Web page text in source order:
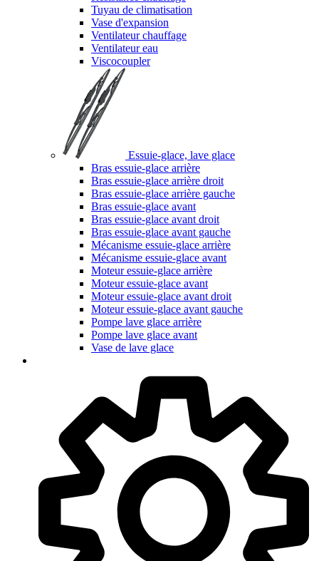
Tuyau de climatisation
Vase d'expansion
Ventilateur chauffage
Ventilateur eau
Viscocoupler
Essuie-glace, lave glace
Bras essuie-glace arrière
Bras essuie-glace arrière droit
Bras essuie-glace arrière gauche
Bras essuie-glace avant
Bras essuie-glace avant droit
Bras essuie-glace avant gauche
Mécanisme essuie-glace arrière
Mécanisme essuie-glace avant
Moteur essuie-glace arrière
Moteur essuie-glace avant
Moteur essuie-glace avant droit
Moteur essuie-glace avant gauche
Pompe lave glace arrière
Pompe lave glace avant
Vase de lave glace